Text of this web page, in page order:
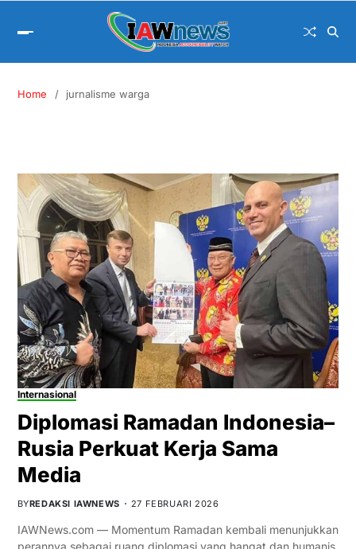
Home jurnalisme warga
Internasional
Diplomasi Ramadan Indonesia–
Rusia Perkuat Kerja Sama
Media
BYREDAKSI IAWNEWS 27 FEBRUARI 2026
IAWNews.com — Momentum Ramadan kembali menunjukkan
perannya sebagai ruang diplomasi yang hangat dan humanis.